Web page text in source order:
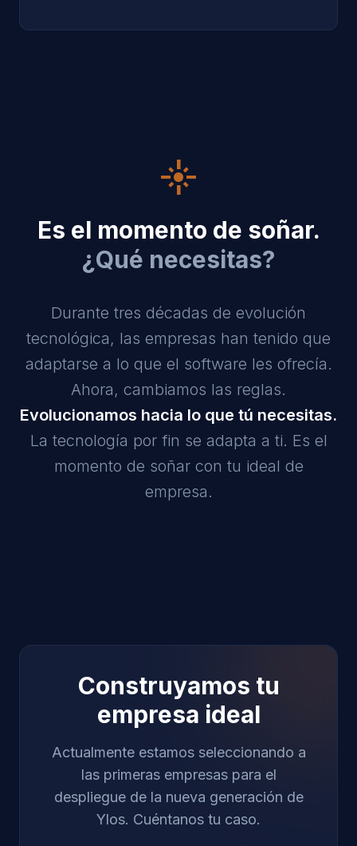
flare
Es el momento de soñar.
¿Qué necesitas?
Durante tres décadas de evolución
tecnológica, las empresas han tenido que
adaptarse a lo que el software les ofrecía.
Ahora, cambiamos las reglas.
Evolucionamos hacia lo que tú necesitas.
La tecnología por fin se adapta a ti. Es el
momento de soñar con tu ideal de
empresa.
Construyamos tu
empresa ideal
Actualmente estamos seleccionando a
las primeras empresas para el
despliegue de la nueva generación de
Ylos. Cuéntanos tu caso.